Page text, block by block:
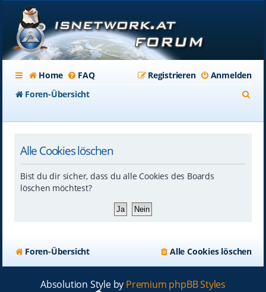
Home FAQ Anmelden
Registrieren
Foren-Übersicht
Alle Cookies löschen
Bist du dir sicher, dass du alle Cookies des Boards
löschen möchtest?
Foren-Übersicht Alle Cookies löschen
Absolution Style by Premium phpBB Styles